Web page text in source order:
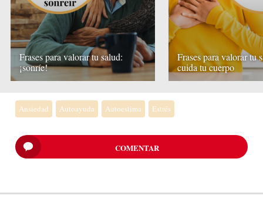
Frases para valorar tu salud:
¡sonríe!
Frases para valorar tu
cuida tu cuerpo
Ansiedad Autoayuda Autoestima Estrés
COMENTAR